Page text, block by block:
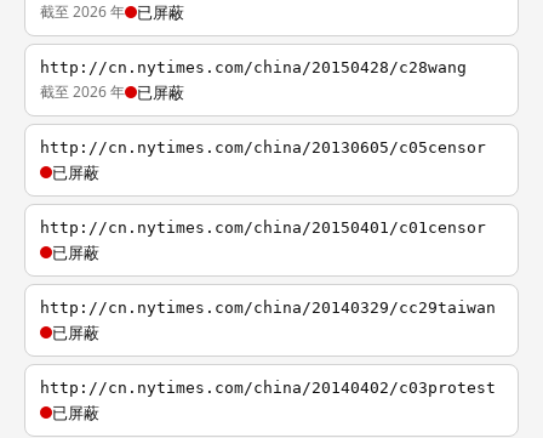
截至 2026 年 已屏蔽
http://cn.nytimes.com/china/20150428/c28wang
截至 2026 年 已屏蔽
http://cn.nytimes.com/china/20130605/c05censor
已屏蔽
http://cn.nytimes.com/china/20150401/c01censor
已屏蔽
http://cn.nytimes.com/china/20140329/cc29taiwan
已屏蔽
http://cn.nytimes.com/china/20140402/c03protest
已屏蔽